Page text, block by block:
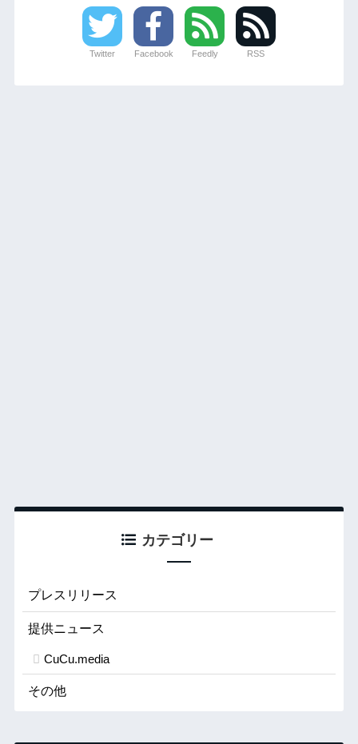
Twitter Facebook Feedly RSS
カテゴリー
プレスリリース
提供ニュース
CuCu.media
その他